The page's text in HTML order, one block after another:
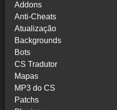
Addons
Anti-Cheats
Atualização
Backgrounds
Bots
CS Tradutor
Mapas
MP3 do CS
Patchs